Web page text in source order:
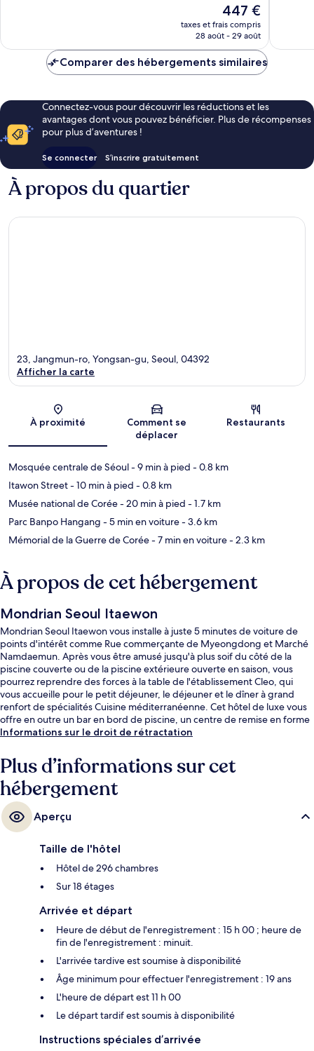
Le
nouveau
prix
de
447 €
taxes et frais compris
28 août - 29 août
Comparer des hébergements similaires
Connectez-vous pour découvrir les réductions et les
avantages dont vous pouvez bénéficier. Plus de récompenses
pour plus d’aventures !
Se connecter S’inscrire gratuitement
À propos du quartier
Carte
23, Jangmun-ro, Yongsan-gu, Seoul, 04392
Afficher la carte
À proximité
Comment se
déplacer
Restaurants
Mosquée centrale de Séoul- 9 min à pied - 0.8 km
Itawon Street- 10 min à pied - 0.8 km
Musée national de Corée- 20 min à pied - 1.7 km
Parc Banpo Hangang - 5 min en voiture- 3.6 km
Mémorial de la Guerre de Corée- 7 min en voiture- 2.3 km
À propos de cet hébergement
Mondrian Seoul Itaewon
Mondrian Seoul Itaewon vous installe à juste 5 minutes de voiture de
points d'intérêt comme Rue commerçante de Myeongdong et Marché
Namdaemun. Après vous être amusé jusqu'à plus soif du côté de la
piscine couverte ou de la piscine extérieure ouverte en saison, vous
pourrez reprendre des forces à la table de l'établissement Cleo, qui
vous accueille pour le petit déjeuner, le déjeuner et le dîner à grand
renfort de spécialités Cuisine méditerranéenne. Cet hôtel de luxe vous
offre en outre un bar en bord de piscine, un centre de remise en forme
et une salle de fitness. Les autres voyageurs adorent le personnel
pied : Station de métro Dongbinggo est à 7 min et Station Itaewon, à 10
min.
Informations sur le droit de rétractation
Plus d’informations sur cet
hébergement
Aperçu
Taille de l'hôtel
Hôtel de 296 chambres
Sur 18 étages
Arrivée et départ
Heure de début de l'enregistrement : 15 h 00 ; heure de
fin de l'enregistrement : minuit.
L'arrivée tardive est soumise à disponibilité
Âge minimum pour effectuer l'enregistrement : 19 ans
L'heure de départ est 11 h 00
Le départ tardif est soumis à disponibilité
Instructions spéciales d’arrivée